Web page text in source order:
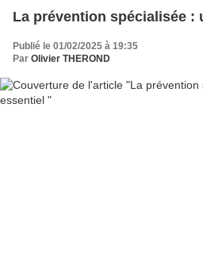
La prévention spécialisée :
Publié le 01/02/2025 à 19:35
Par Olivier THEROND